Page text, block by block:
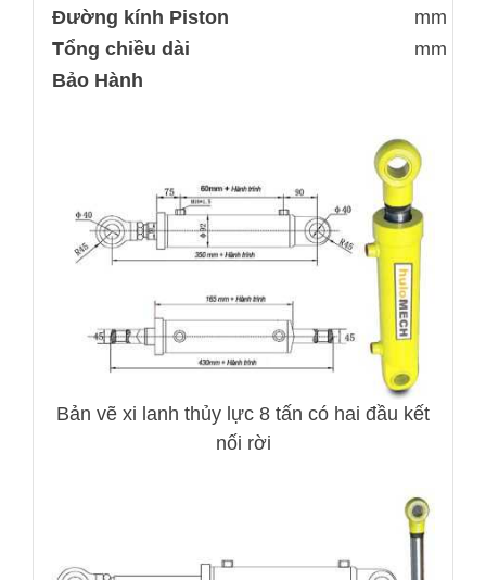
Đường kính Piston
mm
Tổng chiều dài
mm
Bảo Hành
Bản vẽ xi lanh thủy lực 8 tấn có hai đầu kết
nối rời